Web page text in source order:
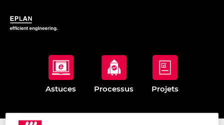
Astuces Processus Projets